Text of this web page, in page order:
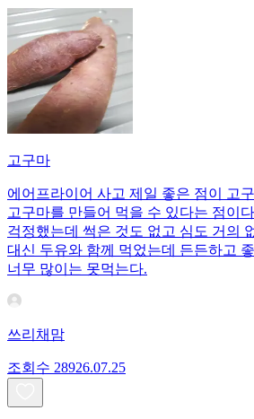
고구마
에어프라이어 사고 제일 좋은 점이 고
고구마를 만들어 먹을 수 있다는 점이
걱정했는데 썩은 것도 없고 심도 거의
대신 두유와 함께 먹었는데 든든하고
너무 많이는 못먹는다.
쓰리채맘
조회수 28926.07.25